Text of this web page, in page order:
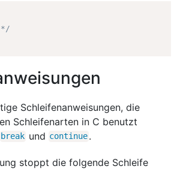
*/
Schleifenanweisungen, die
Schleifenarten in C benutzt
break und continue.
stoppt die folgende Schleife